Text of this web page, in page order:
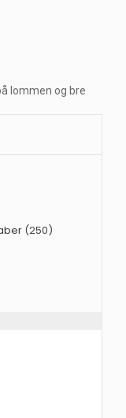
lommen og bre
(250)